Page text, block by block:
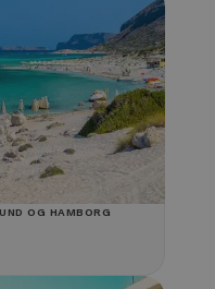
OG HAMBORG